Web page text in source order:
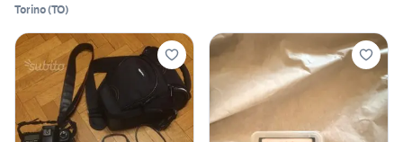
Torino(TO)